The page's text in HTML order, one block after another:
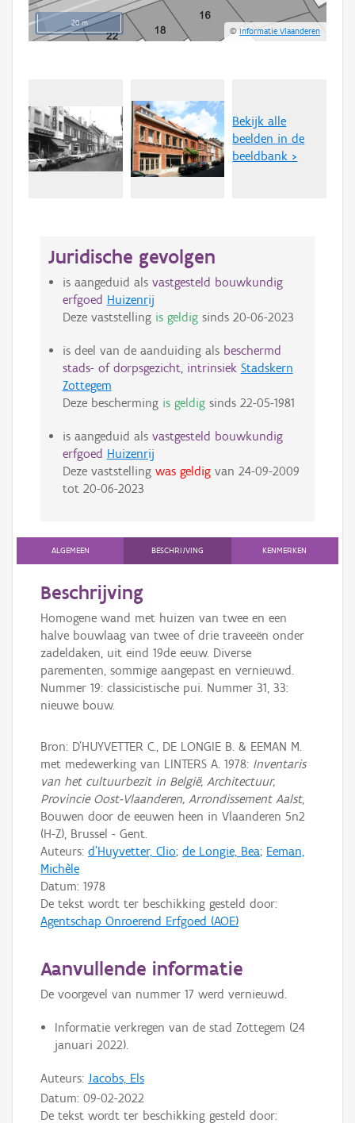
20 m
©Informatie Vlaanderen
Bekijk alle
beelden in de
beeldbank >
Juridische gevolgen
is aangeduid als vastgesteld bouwkundig
erfgoed Huizenrij
Deze vaststelling is geldigsinds 20-06-2023
is deel van de aanduiding als beschermd
stads- of dorpsgezicht, intrinsiek Stadskern
Zottegem
Deze bescherming is geldigsinds 22-05-1981
is aangeduid als vastgesteld bouwkundig
erfgoed Huizenrij
Deze vaststelling was geldigvan 24-09-2009
tot 20-06-2023
ALGEMEEN BESCHRIJVING KENMERKEN
Beschrijving
Homogene wand met huizen van twee en een
halve bouwlaag van twee of drie traveeën onder
zadeldaken, uit eind 19de eeuw. Diverse
parementen, sommige aangepast en vernieuwd.
Nummer 19: classicistische pui. Nummer 31, 33:
nieuwe bouw.
Bron: D'HUYVETTER C., DE LONGIE B. & EEMAN M.
met medewerking van LINTERS A. 1978: Inventaris
van het cultuurbezit in België, Architectuur,
Provincie Oost-Vlaanderen, Arrondissement Aalst,
Bouwen door de eeuwen heen in Vlaanderen 5n2
(H-Z), Brussel - Gent.
Auteurs: d'Huyvetter, Clio; de Longie, Bea; Eeman,
Michèle
Datum: 1978
De tekst wordt ter beschikking gesteld door:
Agentschap Onroerend Erfgoed (AOE)
Aanvullende informatie
De voorgevel van nummer 17 werd vernieuwd.
Informatie verkregen van de stad Zottegem (24
januari 2022).
Auteurs: Jacobs, Els
Datum: 09-02-2022
De tekst wordt ter beschikking gesteld door: